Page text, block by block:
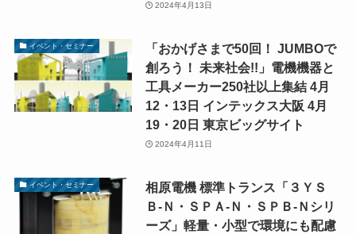
2024年4月13日
イベント・セミナー
「おかげさまで50回！ JUMBOで
創ろう！ 未来社会!!」電機機器と
工具メーカー250社以上集結 4月
12・13日 インテックス大阪 4月
19・20日 東京ビッグサイト
2024年4月11日
イベント・セミナー
相原電機 標準トランス「３ＹＳ
Ｂ-Ｎ・ＳＰＡ-Ｎ・ＳＰＢ-Ｎシリ
ーズ」軽量・小型で環境にも配慮